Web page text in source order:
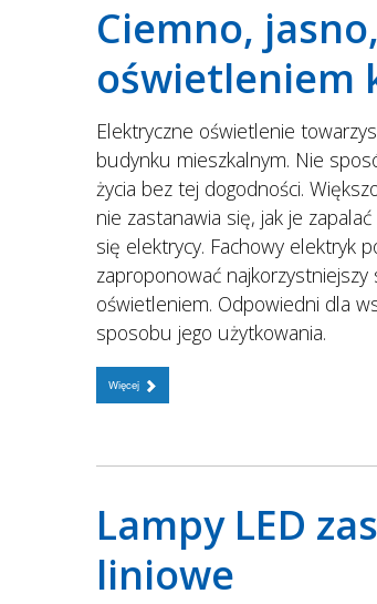
Ciemno,
oświetleniem
Elektryczne oświetlenie
budynku mieszkalnym. Nie
życia bez tej dogodności.
nie zastanawia się, jak je zapalać
się elektrycy. Fachowy elektryk
zaproponować
oświetleniem. Odpowiedni dla
sposobu jego użytkowania.
Więcej
Lampy LED
liniowe